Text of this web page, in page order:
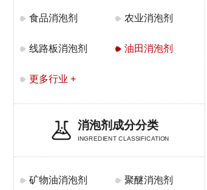
食品消泡剂 农业消泡剂
线路板消泡剂 油田消泡剂
更多行业 +
消泡剂成分分类
INGREDIENT CLASSIFICATION
矿物油消泡剂 聚醚消泡剂